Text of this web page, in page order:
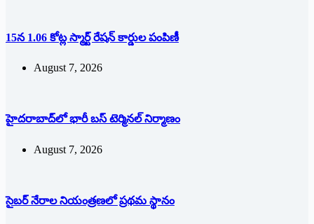
15న 1.06 కోట్ల స్మార్ట్ రేషన్ కార్డుల పంపిణీ
August 7, 2026
హైదరాబాద్‌లో భారీ బస్‌ ‌టెర్మినల్‌ ‌నిర్మాణం
August 7, 2026
సైబర్ నేరాల నియంత్రణలో ప్రథమ స్థానం